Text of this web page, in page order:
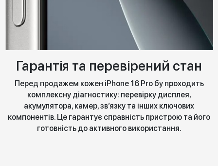
Гарантія та перевірений стан
Перед продажем кожен iPhone 16 Pro бу проходить
комплексну діагностику: перевірку дисплея,
акумулятора, камер, зв’язку та інших ключових
компонентів. Це гарантує справність пристрою та його
готовність до активного використання.